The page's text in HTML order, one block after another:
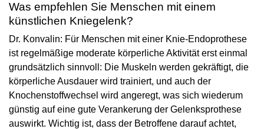
Was empfehlen Sie Menschen mit einem
künstlichen Kniegelenk?
Dr. Konvalin: Für Menschen mit einer Knie-Endoprothese
ist regelmäßige moderate körperliche Aktivität erst einmal
grundsätzlich sinnvoll: Die Muskeln werden gekräftigt, die
körperliche Ausdauer wird trainiert, und auch der
Knochenstoffwechsel wird angeregt, was sich wiederum
günstig auf eine gute Verankerung der Gelenksprothese
auswirkt. Wichtig ist, dass der Betroffene darauf achtet,